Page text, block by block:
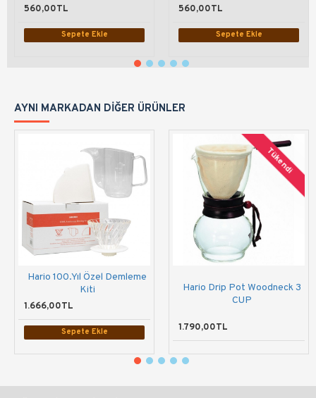
560,00TL
Sepete Ekle
560,00TL
Sepete Ekle
AYNI MARKADAN DIĞER ÜRÜNLER
Hario 100.Yıl Özel Demleme
Kiti
1.666,00TL
Sepete Ekle
Tükendi
Hario Drip Pot Woodneck 3
CUP
1.790,00TL